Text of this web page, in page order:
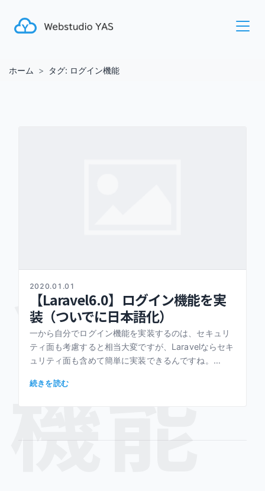
ホーム タグ: ログイン機能
イン
機能
2020.01.01
【Laravel6.0】ログイン機能を実
装（ついでに日本語化）
一から自分でログイン機能を実装するのは、セキュリ
ティ面も考慮すると相当大変ですが、Laravelならセキ
ュリティ面も含めて簡単に実装できるんですね。
Laravel6. […]
続きを読む